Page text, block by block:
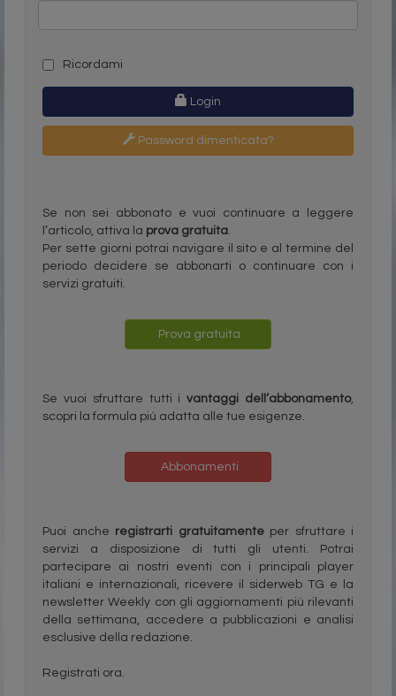
Ricordami
Login
Password dimenticata?
Se non sei abbonato e vuoi continuare a leggere
l’articolo, attiva la prova gratuita.
Per sette giorni potrai navigare il sito e al termine del
periodo decidere se abbonarti o continuare con i
servizi gratuiti.
Prova gratuita
Se vuoi sfruttare tutti ivantaggi dell’abbonamento,
scopri la formula più adatta alle tue esigenze.
Abbonamenti
Puoi anche registrarti gratuitamenteper sfruttare i
servizi a disposizione di tutti gli utenti. Potrai
partecipare ai nostri eventi con i principali player
italiani e internazionali, ricevere il siderweb TG e la
newsletter Weekly con gli aggiornamenti più rilevanti
della settimana, accedere a pubblicazioni e analisi
esclusive della redazione.
Registrati ora.